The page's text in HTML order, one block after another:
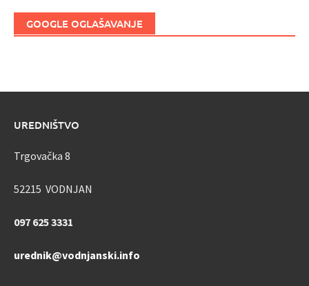
GOOGLE OGLAŠAVANJE
UREDNIŠTVO
Trgovačka 8
52215 VODNJAN
097 625 3331
urednik@vodnjanski.info